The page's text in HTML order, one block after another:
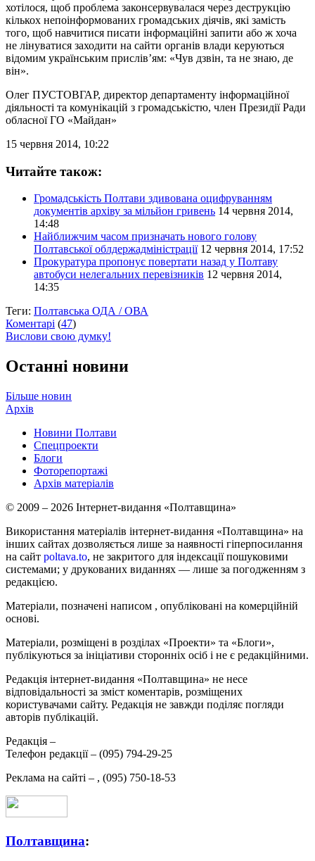
хотілося, щоб проблема законсервувалася через деструкцію
кількох непоінформованих громадських діячів, які замість
того, щоб навчитися писати інформаційні запити або ж хоча
не лінуватися заходити на сайти органів влади керуються
відомим українським прислів’ям: «Чув дзвін, та не знаю, де
він».
Олег ПУСТОВГАР, директор департаменту інформаційної
діяльності та комунікацій з громадськістю, член Президії Ради
обласної ГО «Майдан»
15 червня 2014, 10:22
Читайте також:
Громадськість Полтави здивована оцифруванням
документів архіву за мільйон гривень 14 червня 2014,
14:48
Найближчим часом призначать нового голову
Полтавської облдержадміністрації 12 червня 2014, 17:52
Прокуратура пропонує повертати назад у Полтаву
автобуси нелегальних перевізників 12 червня 2014,
14:35
Теги: Полтавська ОДА / ОВА
Коментарі (47)
Вислови свою думку!
Останні новини
Більше новин
Архів
Новини Полтави
Спецпроекти
Блоги
Фоторепортажі
Архів матеріалів
© 2009 – 2026 Інтернет-видання «Полтавщина»
Використання матеріалів інтернет-видання «Полтавщина» на
інших сайтах дозволяється лише за наявності гіперпосилання
на сайт poltava.to, не закритого для індексації пошуковими
системами; у друкованих виданнях — лише за погодженням з
редакцією.
Матеріали, позначені написом , опубліковані на комерційній
основі.
Матеріали, розміщені в розділах «Проекти» та «Блоги»,
публікуються за ініціативи сторонніх осіб і не є редакційними.
Редакція інтернет-видання «Полтавщина» не несе
відповідальності за зміст коментарів, розміщених
користувачами сайту. Редакція не завжди поділяє погляди
авторів публікацій.
Редакція –
Телефон редакції – (095) 794-29-25
Реклама на сайті – , (095) 750-18-53
Полтавщина: